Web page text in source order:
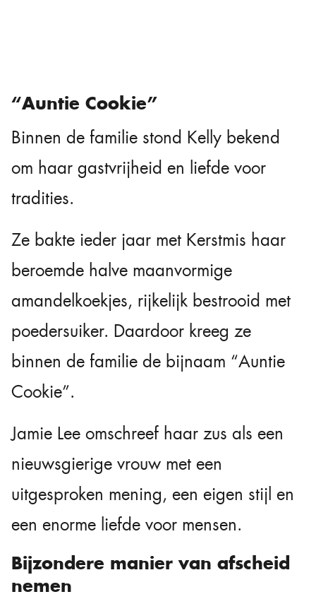
“Auntie Cookie”
Binnen de familie stond Kelly bekend
om haar gastvrijheid en liefde voor
tradities.
Ze bakte ieder jaar met Kerstmis haar
beroemde halve maanvormige
amandelkoekjes, rijkelijk bestrooid met
poedersuiker. Daardoor kreeg ze
binnen de familie de bijnaam “Auntie
Cookie”.
Jamie Lee omschreef haar zus als een
nieuwsgierige vrouw met een
uitgesproken mening, een eigen stijl en
een enorme liefde voor mensen.
Bijzondere manier van afscheid
nemen